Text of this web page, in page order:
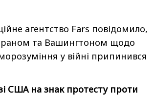
агентство Fars повідомило,
та Вашингтоном щодо
у війні припинився
США на знак протесту проти